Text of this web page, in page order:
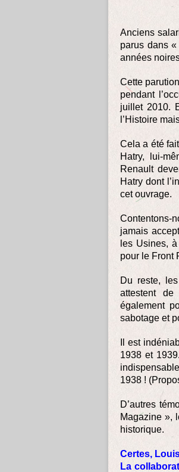
Anciens
parus dans
années
Cette
pendant
juillet 2010.
l’Histoire
Cela a été
Hatry, lui-
Renault
Hatry dont
cet ouvrage.
Contentons-
jamais
les Usines,
pour le Front
Du reste,
attestent de
également
sabotage et
Il est
1938 et
1938 !
D’autres
Magazine »,
historique.
Certes,
La